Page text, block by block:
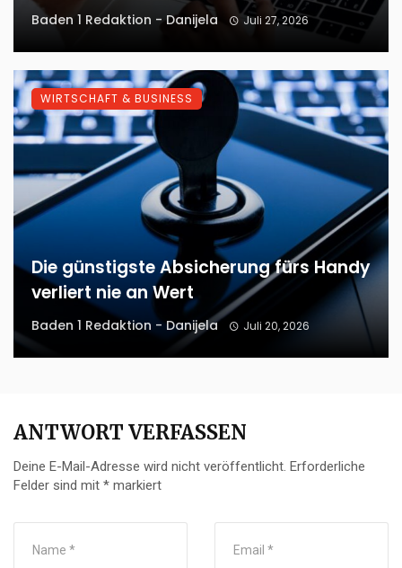
Baden 1 Redaktion - Danijela Juli 27, 2026
Die günstigste Absicherung fürs Handy
verliert nie an Wert
Baden 1 Redaktion - Danijela Juli 20, 2026
WIRTSCHAFT & BUSINESS
ANTWORT VERFASSEN
Deine E-Mail-Adresse wird nicht veröffentlicht. Erforderliche
Felder sind mit * markiert